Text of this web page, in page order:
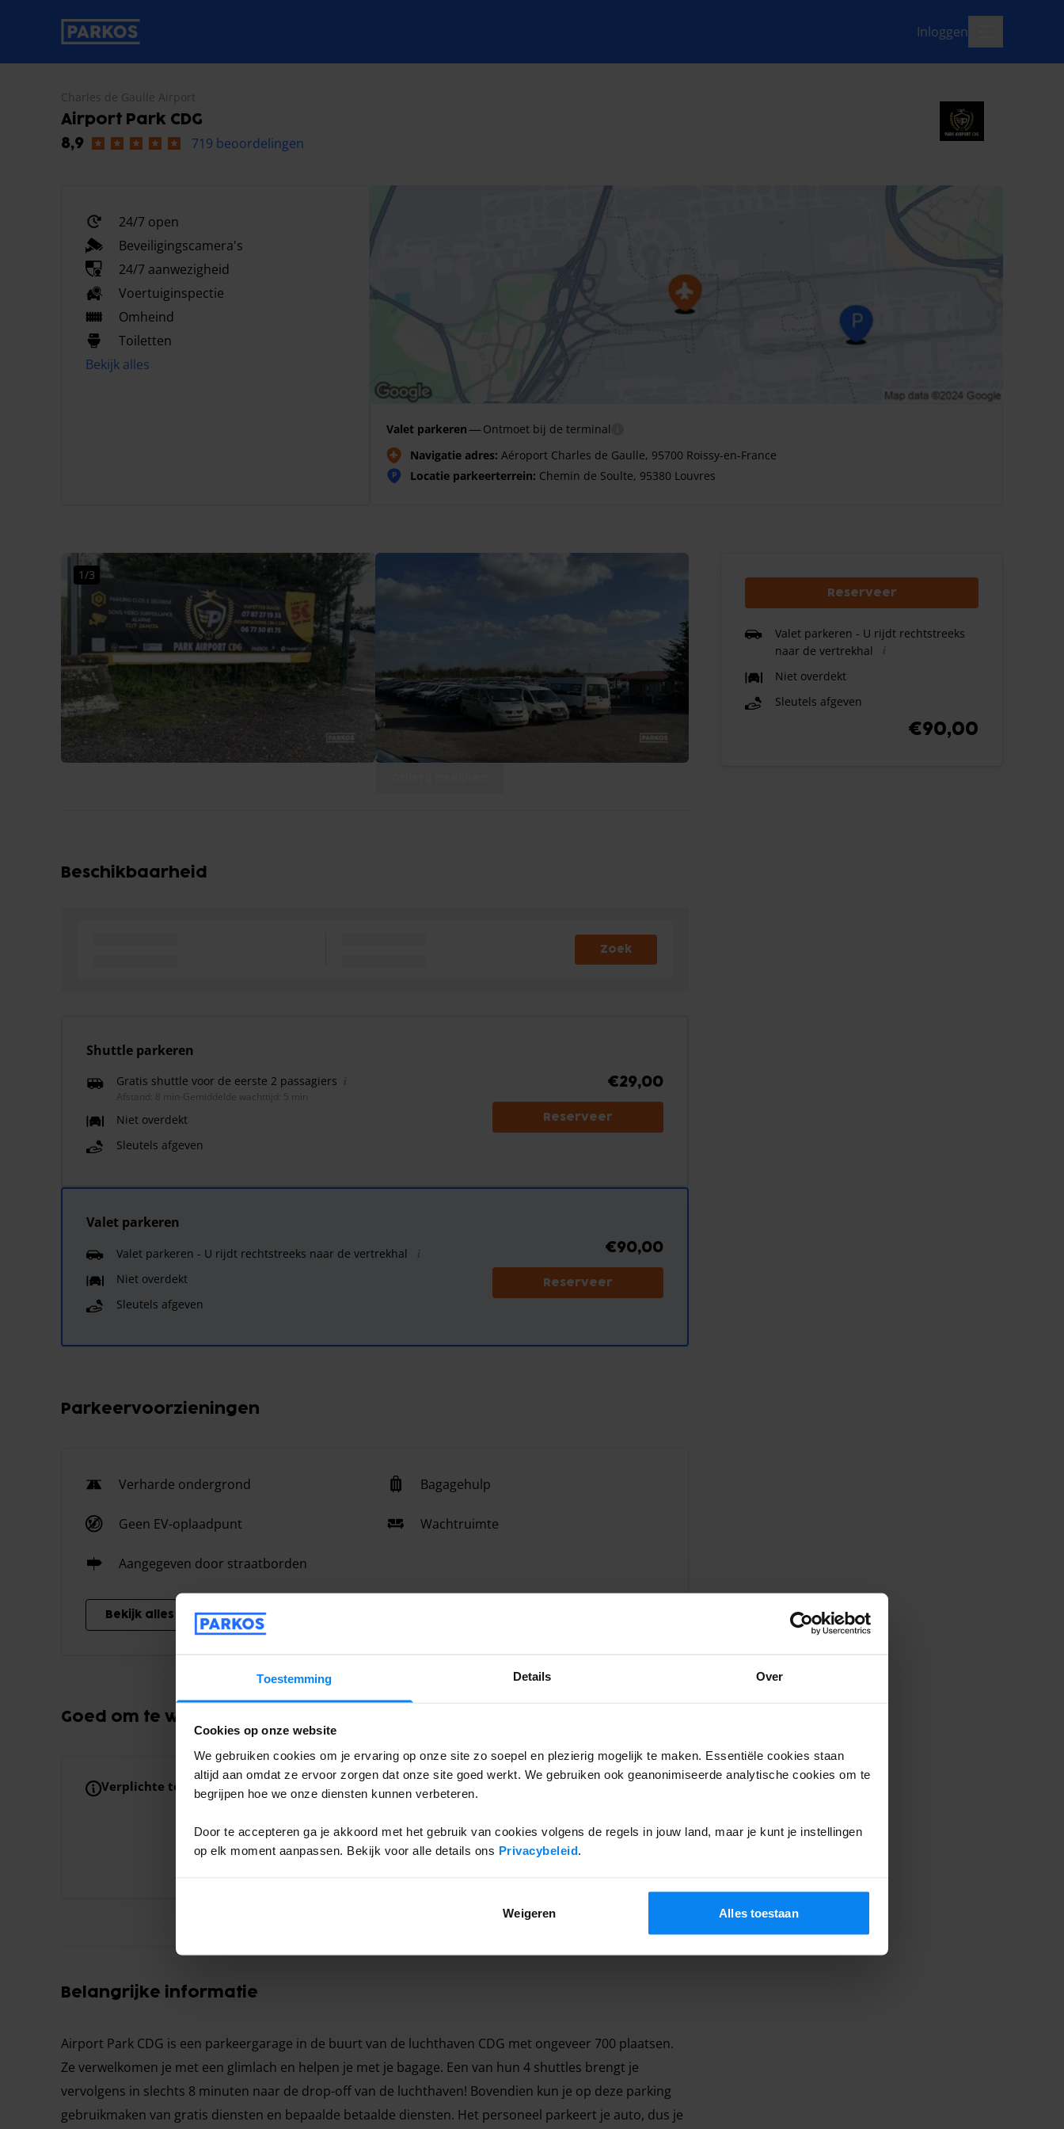
Toestemming Details Over
Cookies op onze website
We gebruiken cookies om je ervaring op onze site zo soepel en plezierig mogelijk te maken. Essentiële cookies staan
altijd aan omdat ze ervoor zorgen dat onze site goed werkt. We gebruiken ook geanonimiseerde analytische cookies om te
begrijpen hoe we onze diensten kunnen verbeteren.
Door te accepteren ga je akkoord met het gebruik van cookies volgens de regels in jouw land, maar je kunt je instellingen
op elk moment aanpassen. Bekijk voor alle details ons Privacybeleid.
Weigeren Alles toestaan
label-voor-primaire-navigatie Inloggen
Charles de Gaulle Airport
Airport Park CDG
8,9
719 beoordelingen
24/7 open
Beveiligingscamera's
24/7 aanwezigheid
Voertuiginspectie
Omheind
Toiletten
Bekijk alles
Valet parkeren — Ontmoet bij de terminal
Navigatie adres: Aéroport Charles de Gaulle, 95700 Roissy-en-France
P Locatie parkeerterrein: Chemin de Soulte, 95380 Louvres
1/3
Beschikbaarheid
Zoek
Shuttle parkeren
Gratis shuttle voor de eerste 2 passagiers
Afstand: 8 min Gemiddelde wachttijd: 5 min
Niet overdekt
Sleutels afgeven
€29,00
Reserveer
Valet parkeren
Valet parkeren - U rijdt rechtstreeks naar de vertrekhal
Niet overdekt
Sleutels afgeven
€90,00
Reserveer
Parkeervoorzieningen
Verharde ondergrond Bagagehulp
Geen EV-oplaadpunt Wachtruimte
Aangegeven door straatborden
Bekijk alles
Goed om te weten
Verplichte toeslagen
Nachttoeslag
Aankomst van 19:00 - 07:00 is € 10,00
Belangrijke informatie
Airport Park CDG is een parkeergarage in de buurt van de luchthaven CDG met ongeveer 700 plaatsen.
Ze verwelkomen je met een glimlach en helpen je met je bagage. Een van hun 4 shuttles brengt je
vervolgens in slechts 8 minuten naar de drop-off van de luchthaven! Bovendien kun je op deze parking
gebruikmaken van gratis diensten en bepaalde betaalde diensten. Het personeel parkeert je auto, dus je
Reserveer
Valet parkeren - U rijdt rechtstreeks
naar de vertrekhal
Niet overdekt
Sleutels afgeven
€90,00